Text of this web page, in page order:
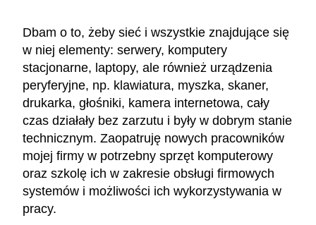
Dbam o to, żeby sieć i wszystkie znajdujące się
w niej elementy: serwery, komputery
stacjonarne, laptopy, ale również urządzenia
peryferyjne, np. klawiatura, myszka, skaner,
drukarka, głośniki, kamera internetowa, cały
czas działały bez zarzutu i były w dobrym stanie
technicznym. Zaopatruję nowych pracowników
mojej firmy w potrzebny sprzęt komputerowy
oraz szkolę ich w zakresie obsługi firmowych
systemów i możliwości ich wykorzystywania w
pracy.